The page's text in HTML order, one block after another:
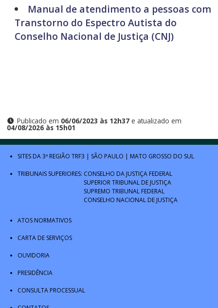
Manual de atendimento a pessoas com
Transtorno do Espectro Autista do
Conselho Nacional de Justiça (CNJ)
Publicado em 06/06/2023 às 12h37e atualizado em
04/08/2026 às 15h01
SITES DA 3ª REGIÃO TRF3 | SÃO PAULO | MATO GROSSO DO SUL
TRIBUNAIS SUPERIORES: CONSELHO DA JUSTIÇA FEDERAL
SUPERIOR TRIBUNAL DE JUSTIÇA
SUPREMO TRIBUNAL FEDERAL
CONSELHO NACIONAL DE JUSTIÇA
ATOS NORMATIVOS
CARTA DE SERVIÇOS
OUVIDORIA
PRESIDÊNCIA
CONSULTA PROCESSUAL